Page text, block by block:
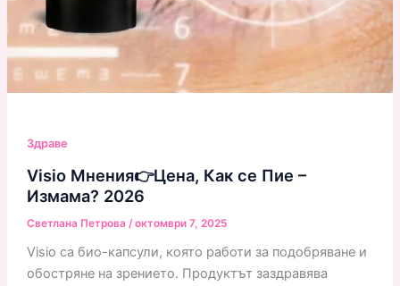
Здраве
Visio Мнения👉Цена, Как се Пие –
Измама? 2026
Светлана Петрова /октомври 7, 2025
Visio са био-капсули, която работи за подобряване и
обостряне на зрението. Продуктът заздравява